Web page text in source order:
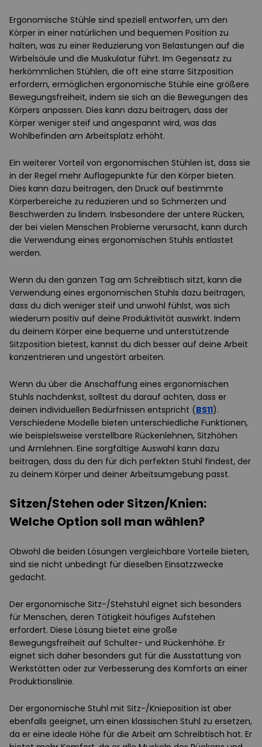
Ergonomische Stühle sind speziell entworfen, um den
Körper in einer natürlichen und bequemen Position zu
halten, was zu einer Reduzierung von Belastungen auf die
Wirbelsäule und die Muskulatur führt. Im Gegensatz zu
herkömmlichen Stühlen, die oft eine starre Sitzposition
erfordern, ermöglichen ergonomische Stühle eine größere
Bewegungsfreiheit, indem sie sich an die Bewegungen des
Körpers anpassen. Dies kann dazu beitragen, dass der
Körper weniger steif und angespannt wird, was das
Wohlbefinden am Arbeitsplatz erhöht.
Ein weiterer Vorteil von ergonomischen Stühlen ist, dass sie
in der Regel mehr Auflagepunkte für den Körper bieten.
Dies kann dazu beitragen, den Druck auf bestimmte
Körperbereiche zu reduzieren und so Schmerzen und
Beschwerden zu lindern. Insbesondere der untere Rücken,
der bei vielen Menschen Probleme verursacht, kann durch
die Verwendung eines ergonomischen Stuhls entlastet
werden.
Wenn du den ganzen Tag am Schreibtisch sitzt, kann die
Verwendung eines ergonomischen Stuhls dazu beitragen,
dass du dich weniger steif und unwohl fühlst, was sich
wiederum positiv auf deine Produktivität auswirkt. Indem
du deinem Körper eine bequeme und unterstützende
Sitzposition bietest, kannst du dich besser auf deine Arbeit
konzentrieren und ungestört arbeiten.
Wenn du über die Anschaffung eines ergonomischen
Stuhls nachdenkst, solltest du darauf achten, dass er
deinen individuellen Bedürfnissen entspricht (BS11).
Verschiedene Modelle bieten unterschiedliche Funktionen,
wie beispielsweise verstellbare Rückenlehnen, Sitzhöhen
und Armlehnen. Eine sorgfältige Auswahl kann dazu
beitragen, dass du den für dich perfekten Stuhl findest, der
zu deinem Körper und deiner Arbeitsumgebung passt.
Sitzen/Stehen oder Sitzen/Knien:
Welche Option soll man wählen?
Obwohl die beiden Lösungen vergleichbare Vorteile bieten,
sind sie nicht unbedingt für dieselben Einsatzzwecke
gedacht.
Der ergonomische Sitz-/Stehstuhl eignet sich besonders
für Menschen, deren Tätigkeit häufiges Aufstehen
erfordert. Diese Lösung bietet eine große
Bewegungsfreiheit auf Schulter- und Rückenhöhe. Er
eignet sich daher besonders gut für die Ausstattung von
Werkstätten oder zur Verbesserung des Komforts an einer
Produktionslinie.
Der ergonomische Stuhl mit Sitz-/Knieposition ist aber
ebenfalls geeignet, um einen klassischen Stuhl zu ersetzen,
da er eine ideale Höhe für die Arbeit am Schreibtisch hat. Er